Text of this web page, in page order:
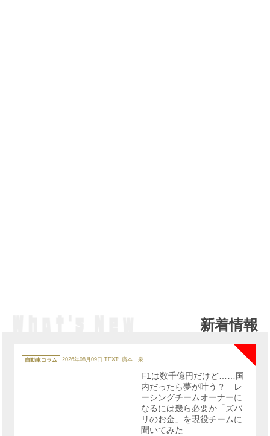
新着情報
テ
ゴ
自動車コラム 2026年08月09日 TEXT: 廣本 泉
NEW
F1は数千億円だけど……国
内だったら夢が叶う？ レ
ーシングチームオーナーに
なるには幾ら必要か「ズバ
リのお金」を現役チームに
聞いてみた